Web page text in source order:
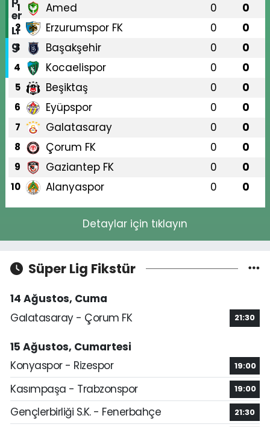
1 Amed 0 0
2 Erzurumspor FK 0 0
3 Başakşehir 0 0
4 Kocaelispor 0 0
5 Beşiktaş 0 0
6 Eyüpspor 0 0
7 Galatasaray 0 0
8 Çorum FK 0 0
9 Gaziantep FK 0 0
10 Alanyaspor 0 0
Detaylar için tıklayın
Süper Lig Fikstür
14 Ağustos, Cuma
Galatasaray - Çorum FK
21:30
15 Ağustos, Cumartesi
Konyaspor - Rizespor
19:00
Kasımpaşa - Trabzonspor 19:00
Gençlerbirliği S.K. - Fenerbahçe 21:30